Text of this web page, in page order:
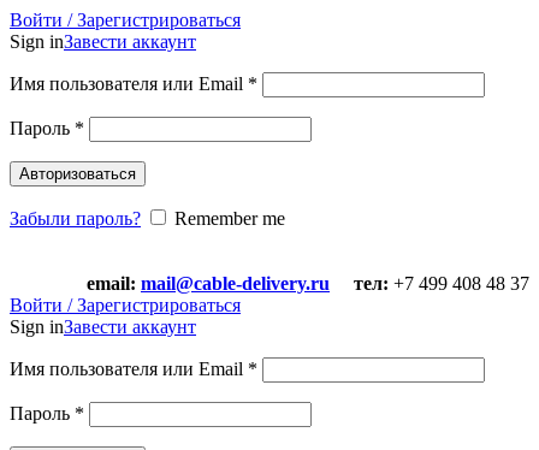
Войти / Зарегистрироваться
Sign inЗавести аккаунт
Имя пользователя или Email *
Пароль *
Авторизоваться
Забыли пароль?
Remember me
email: mail@cable-delivery.ru тел: +7 499 408 48 37
Войти / Зарегистрироваться
Sign inЗавести аккаунт
Имя пользователя или Email *
Пароль *